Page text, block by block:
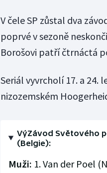
V čele SP zůstal dva
poprvé v sezoně
Borošovi patří čtrnáctá
Seriál vyvrcholí 17. a 24.
nizozemském
VýZávod Světového
(Belgie):
Muži: 1. Van der Poel